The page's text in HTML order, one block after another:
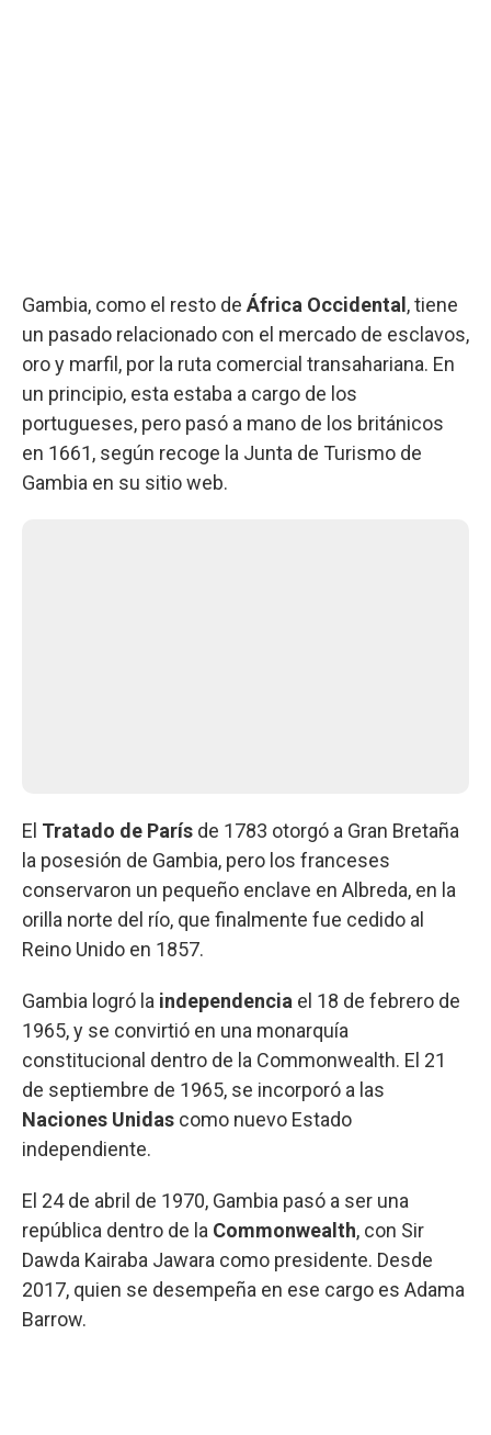
Gambia, como el resto de África Occidental , tiene
un pasado relacionado con el mercado de esclavos,
oro y marfil, por la ruta comercial transahariana. En
un principio, esta estaba a cargo de los
portugueses, pero pasó a mano de los británicos
en 1661, según recoge la Junta de Turismo de
Gambia en su sitio web.
El Tratado de París de 1783 otorgó a Gran Bretaña
la posesión de Gambia, pero los franceses
conservaron un pequeño enclave en Albreda, en la
orilla norte del río, que finalmente fue cedido al
Reino Unido en 1857.
Gambia logró la independencia el 18 de febrero de
1965, y se convirtió en una monarquía
constitucional dentro de la Commonwealth. El 21
de septiembre de 1965, se incorporó a las
Naciones Unidas como nuevo Estado
independiente.
El 24 de abril de 1970, Gambia pasó a ser una
república dentro de la Commonwealth, con Sir
Dawda Kairaba Jawara como presidente. Desde
2017, quien se desempeña en ese cargo es Adama
Barrow.